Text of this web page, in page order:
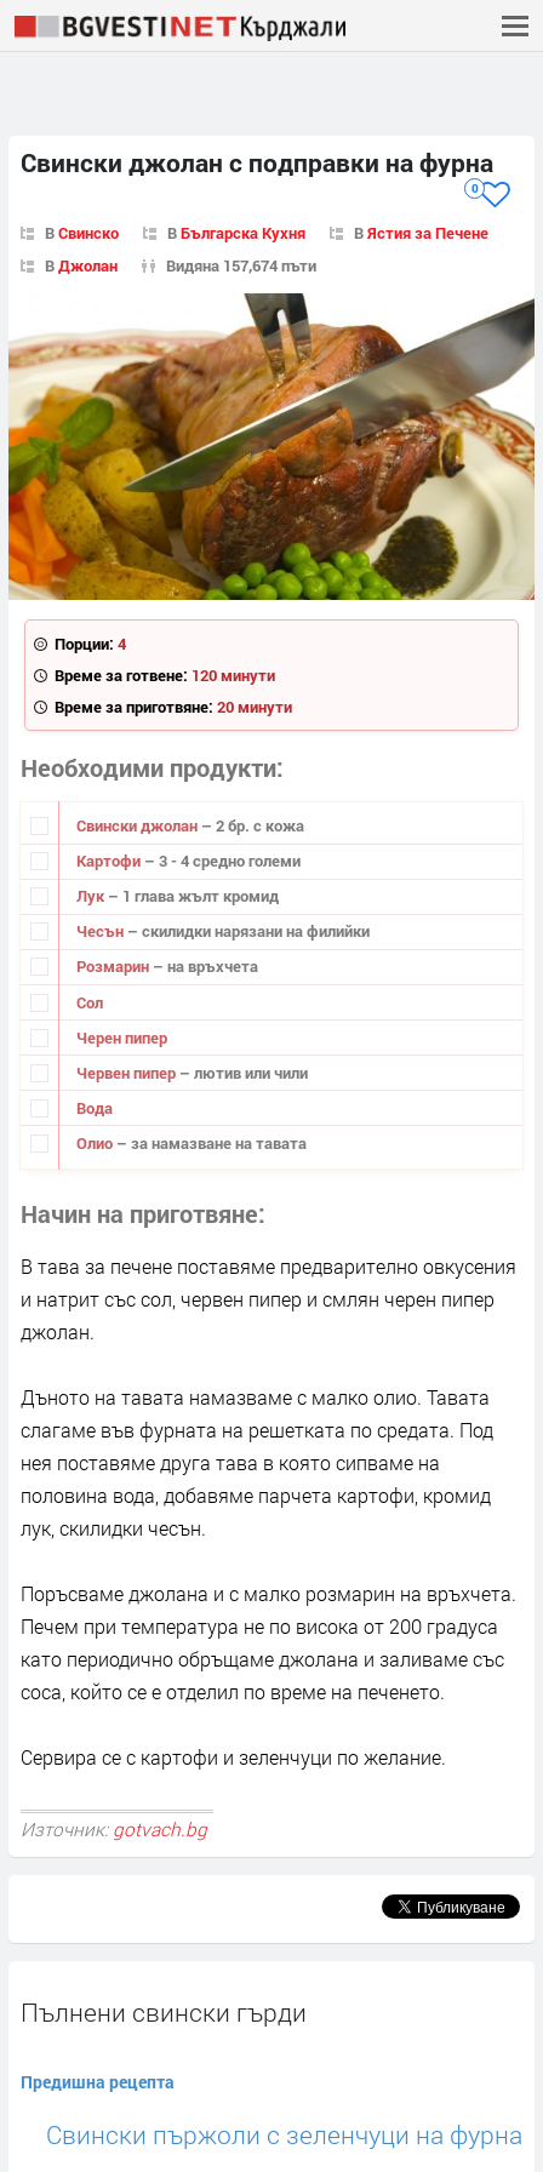
Свински джолан с подправки на фурна
0
ВСвинско ВБългарска Кухня ВЯстия за Печене
ВДжолан Видяна 157,674 пъти
Порции: 4
Време за готвене: 120 минути
Време за приготвяне: 20 минути
Необходими продукти
Свински джолан – 2 бр. с кожа
Картофи – 3 - 4 средно големи
Лук – 1 глава жълт кромид
Чесън – скилидки нарязани на филийки
Розмарин – на връхчета
Сол
Черен пипер
Червен пипер – лютив или чили
Вода
Олио – за намазване на тавата
Начин на приготвяне
В тава за печене поставяме предварително овкусения
и натрит със сол, червен пипер и смлян черен пипер
джолан.
Дъното на тавата намазваме с малко олио. Тавата
слагаме във фурната на решетката по средата. Под
нея поставяме друга тава в която сипваме на
половина вода, добавяме парчета картофи, кромид
лук, скилидки чесън.
Поръсваме джолана и с малко розмарин на връхчета.
Печем при температура не по висока от 200 градуса
като периодично обръщаме джолана и заливаме със
соса, който се е отделил по време на печенето.
Сервира се с картофи и зеленчуци по желание.
Източник: gotvach.bg
Пълнени свински гърди
Предишна рецепта
Свински пържоли с зеленчуци на фурна